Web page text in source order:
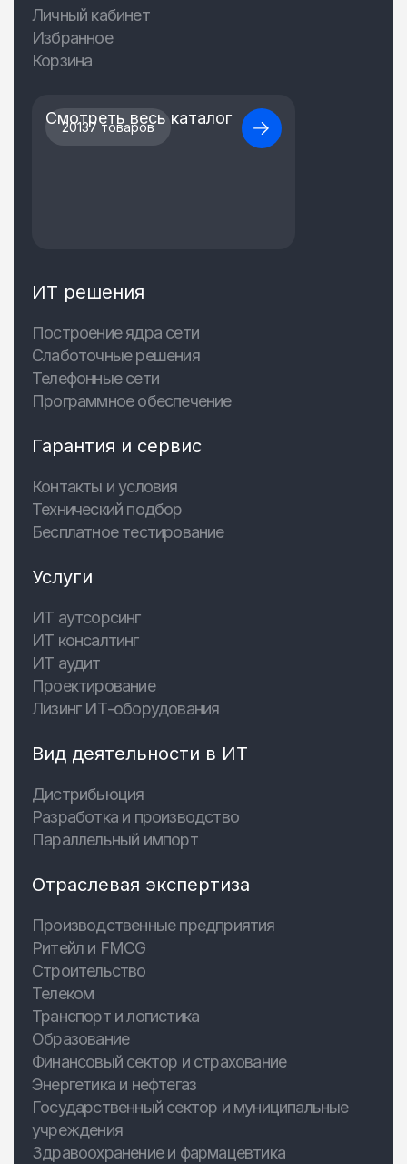
Личный кабинет
Избранное
Корзина
20137 товаров
Смотреть весь каталог
ИТ решения
Построение ядра сети
Слаботочные решения
Телефонные сети
Программное обеспечение
Гарантия и сервис
Контакты и условия
Технический подбор
Бесплатное тестирование
Услуги
ИТ аутсорсинг
ИТ консалтинг
ИТ аудит
Проектирование
Лизинг ИТ-оборудования
Вид деятельности в ИТ
Дистрибьюция
Разработка и производство
Параллельный импорт
Отраслевая экспертиза
Производственные предприятия
Ритейл и FMCG
Строительство
Телеком
Транспорт и логистика
Образование
Финансовый сектор и страхование
Энергетика и нефтегаз
Государственный сектор и муниципальные
учреждения
Здравоохранение и фармацевтика